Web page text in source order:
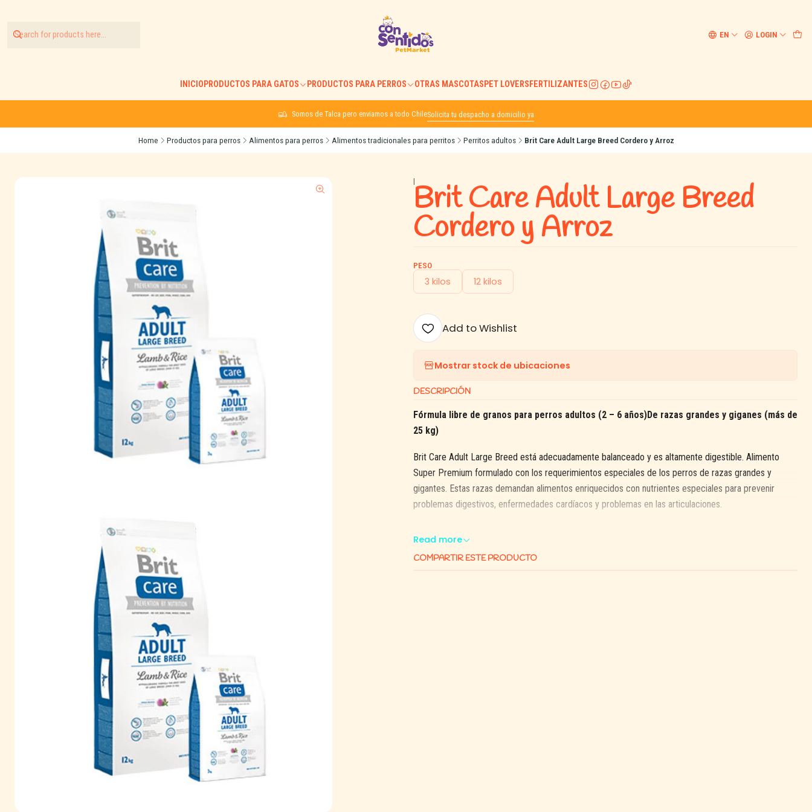
EN LOGIN
INICIOPRODUCTOS PARA GATOS PRODUCTOS PARA PERROS OTRAS MASCOTASPET LOVERSFERTILIZANTES
Somos de Talca pero enviamos a todo ChileSolicita tu despacho a domicilio ya
Home Productos para perros Alimentos para perros Alimentos tradicionales para perritos Perritos adultos Brit Care Adult Large Breed Cordero y Arroz
|Brit Care Adult Large Breed
Cordero y Arroz
PESO
3 kilos 12 kilos
Add to Wishlist
Mostrar stock de ubicaciones
DESCRIPCIÓN
Fórmula libre de granos para perros adultos (2 – 6 años)De razas grandes y giganes (más de
25 kg)
Brit Care Adult Large Breed está adecuadamente balanceado y es altamente digestible. Alimento
Super Premium formulado con los requerimientos especiales de los perros de razas grandes y
gigantes. Estas razas demandan alimentos enriquecidos con nutrientes especiales para prevenir
problemas digestivos, enfermedades cardíacos y problemas en las articulaciones.
Read more
COMPARTIR ESTE PRODUCTO